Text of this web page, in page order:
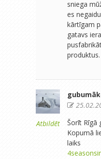
sniega
es
kārtīgam
gatavs
produktus.
Atbildēt
Šorīt Rīgā
Kopumā
laiks